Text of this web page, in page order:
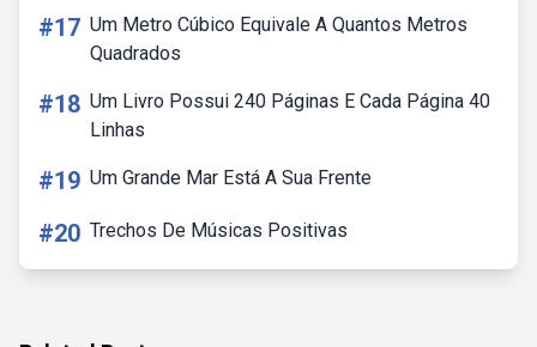
#17 Um Metro Cúbico Equivale A Quantos Metros
Quadrados
#18 Um Livro Possui 240 Páginas E Cada Página 40
Linhas
#19 Um Grande Mar Está A Sua Frente
#20 Trechos De Músicas Positivas